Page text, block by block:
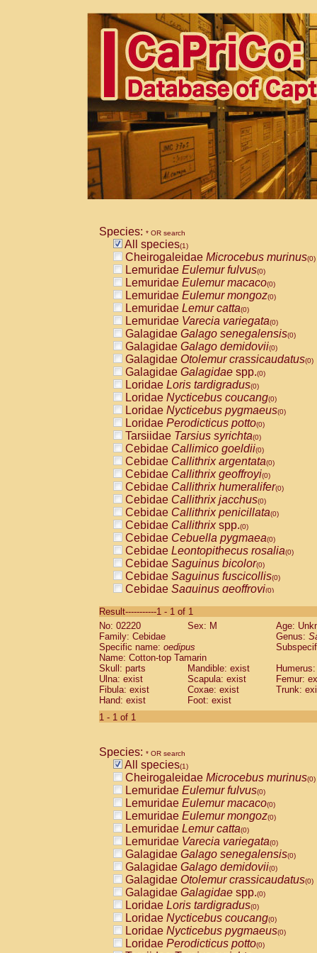
Species: * OR search
All species(1)
Cheirogaleidae Microcebus murinus(0)
Lemuridae Eulemur fulvus(0)
Lemuridae Eulemur macaco(0)
Lemuridae Eulemur mongoz(0)
Lemuridae Lemur catta(0)
Lemuridae Varecia variegata(0)
Galagidae Galago senegalensis(0)
Galagidae Galago demidovii(0)
Galagidae Otolemur crassicaudatus(0)
Galagidae Galagidae spp.(0)
Loridae Loris tardigradus(0)
Loridae Nycticebus coucang(0)
Loridae Nycticebus pygmaeus(0)
Loridae Perodicticus potto(0)
Tarsiidae Tarsius syrichta(0)
Cebidae Callimico goeldii(0)
Cebidae Callithrix argentata(0)
Cebidae Callithrix geoffroyi(0)
Cebidae Callithrix humeralifer(0)
Cebidae Callithrix jacchus(0)
Cebidae Callithrix penicillata(0)
Cebidae Callithrixspp.(0)
Cebidae Cebuella pygmaea(0)
Cebidae Leontopithecus rosalia(0)
Cebidae Saguinus bicolor(0)
Cebidae Saguinus fuscicollis(0)
Cebidae Saguinus geoffroyi(0)
CebidaeSaguinus labiatus(0)
Cebidae Saguinus leucopus (0)
Cebidae
CebidaeSaguinus mystax
Cebidae Saguinus nigricollis (0)
Cebidae Saguinus oedipus
Cebidae Saguinus weddelli
Cebidae Saguinusspp.
Cebidae
CebidaeCebus capucinus
CebidaeCebus nigrivittatus
CebidaeCebus spp.(0)
CebidaeSaimiri boliviensis(0)
CebidaeSaimiri sciureus(0)
AtelidaeAlouatta caraya(0)
AtelidaeAlouatta fusca(0)
AtelidaeAlouatta seniculus(0)
AtelidaeAlouattaspp.(0)
AtelidaeAteles belzebuth(0)
AtelidaeAteles geoffroyi(0)
AtelidaeAteles paniscus(0)
AtelidaeAtelesspp.(0)
AtelidaeLagothrix lagothricha(0)
AtelidaeLagothrix lagothricha cana
PitheciidaeCacajao calvus
Result-----------1 - 1 of 1
No: 02220
Sex: M
Age:
Family: Cebidae
Genus:
Specific name: oedipus
Name: Cotton-top Tamarin
Skull: parts
Mandible: exist
Ulna: exist
Scapula: exist
Femur:
Fibula: exist
Coxae: exist
Trunk:
Hand: exist
Foot: exist
1 - 1 of 1
Species: * OR search
All species(1)
Cheirogaleidae Microcebus murinus(0)
Lemuridae Eulemur fulvus(0)
Lemuridae Eulemur macaco(0)
Lemuridae Eulemur mongoz(0)
Lemuridae Lemur catta(0)
Lemuridae Varecia variegata(0)
Galagidae Galago senegalensis(0)
Galagidae Galago demidovii(0)
Galagidae Otolemur crassicaudatus(0)
Galagidae Galagidae spp.(0)
Loridae Loris tardigradus(0)
Loridae Nycticebus coucang(0)
Loridae Nycticebus pygmaeus(0)
Loridae Perodicticus potto(0)